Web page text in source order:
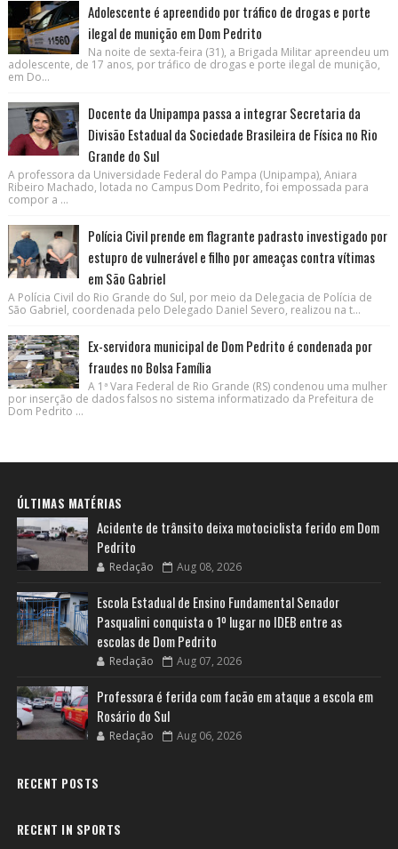
Adolescente é apreendido por tráfico de drogas e porte
ilegal de munição em Dom Pedrito
Na noite de sexta-feira (31), a Brigada Militar apreendeu um
adolescente, de 17 anos, por tráfico de drogas e porte ilegal de munição,
em Do...
Docente da Unipampa passa a integrar Secretaria da
Divisão Estadual da Sociedade Brasileira de Física no Rio
Grande do Sul
A professora da Universidade Federal do Pampa (Unipampa), Aniara
Ribeiro Machado, lotada no Campus Dom Pedrito, foi empossada para
compor a ...
Polícia Civil prende em flagrante padrasto investigado por
estupro de vulnerável e filho por ameaças contra vítimas
em São Gabriel
A Polícia Civil do Rio Grande do Sul, por meio da Delegacia de Polícia de
São Gabriel, coordenada pelo Delegado Daniel Severo, realizou na t...
Ex-servidora municipal de Dom Pedrito é condenada por
fraudes no Bolsa Família
A 1ª Vara Federal de Rio Grande (RS) condenou uma mulher
por inserção de dados falsos no sistema informatizado da Prefeitura de
Dom Pedrito ...
ÚLTIMAS MATÉRIAS
Acidente de trânsito deixa motociclista ferido em Dom
Pedrito
Redação Aug 08, 2026
Escola Estadual de Ensino Fundamental Senador
Pasqualini conquista o 1º lugar no IDEB entre as
escolas de Dom Pedrito
Redação Aug 07, 2026
Professora é ferida com facão em ataque a escola em
Rosário do Sul
Redação Aug 06, 2026
RECENT POSTS
RECENT IN SPORTS